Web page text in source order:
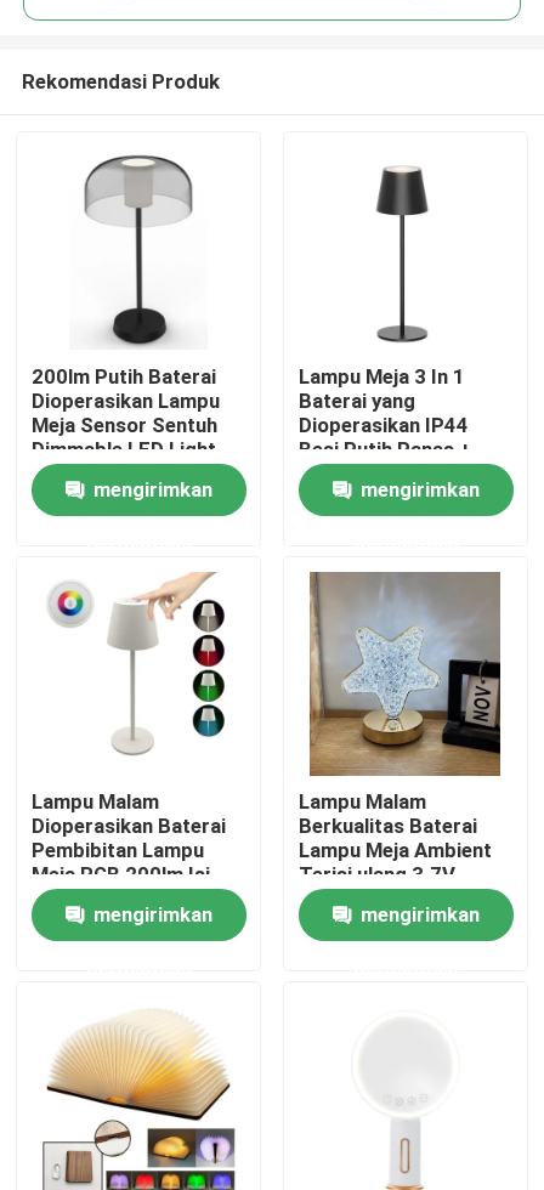
Rumah
Tentang kami
Tur Pabrik
Kontrol kualitas
Hubungi kami
Permintaan Penawaran
Lampu Kerja LED Portabel
Rekomendasi Produk
200lm Putih Baterai
Dioperasikan Lampu
Meja Sensor Sentuh
Dimmable LED Light
20000 Jam Baterai
mengirimkan
Lampu Meja 3 In 1
Baterai yang
Dioperasikan IP44
Besi Putih Panas +
ABS 150lm
mengirimkan
Lampu Malam
Dioperasikan Baterai
Pembibitan Lampu
Meja RGB 200lm Isi
Ulang
mengirimkan
Lampu Malam
Berkualitas Baterai
Lampu Meja Ambient
Terisi ulang 3.7V
1200mA
mengirimkan